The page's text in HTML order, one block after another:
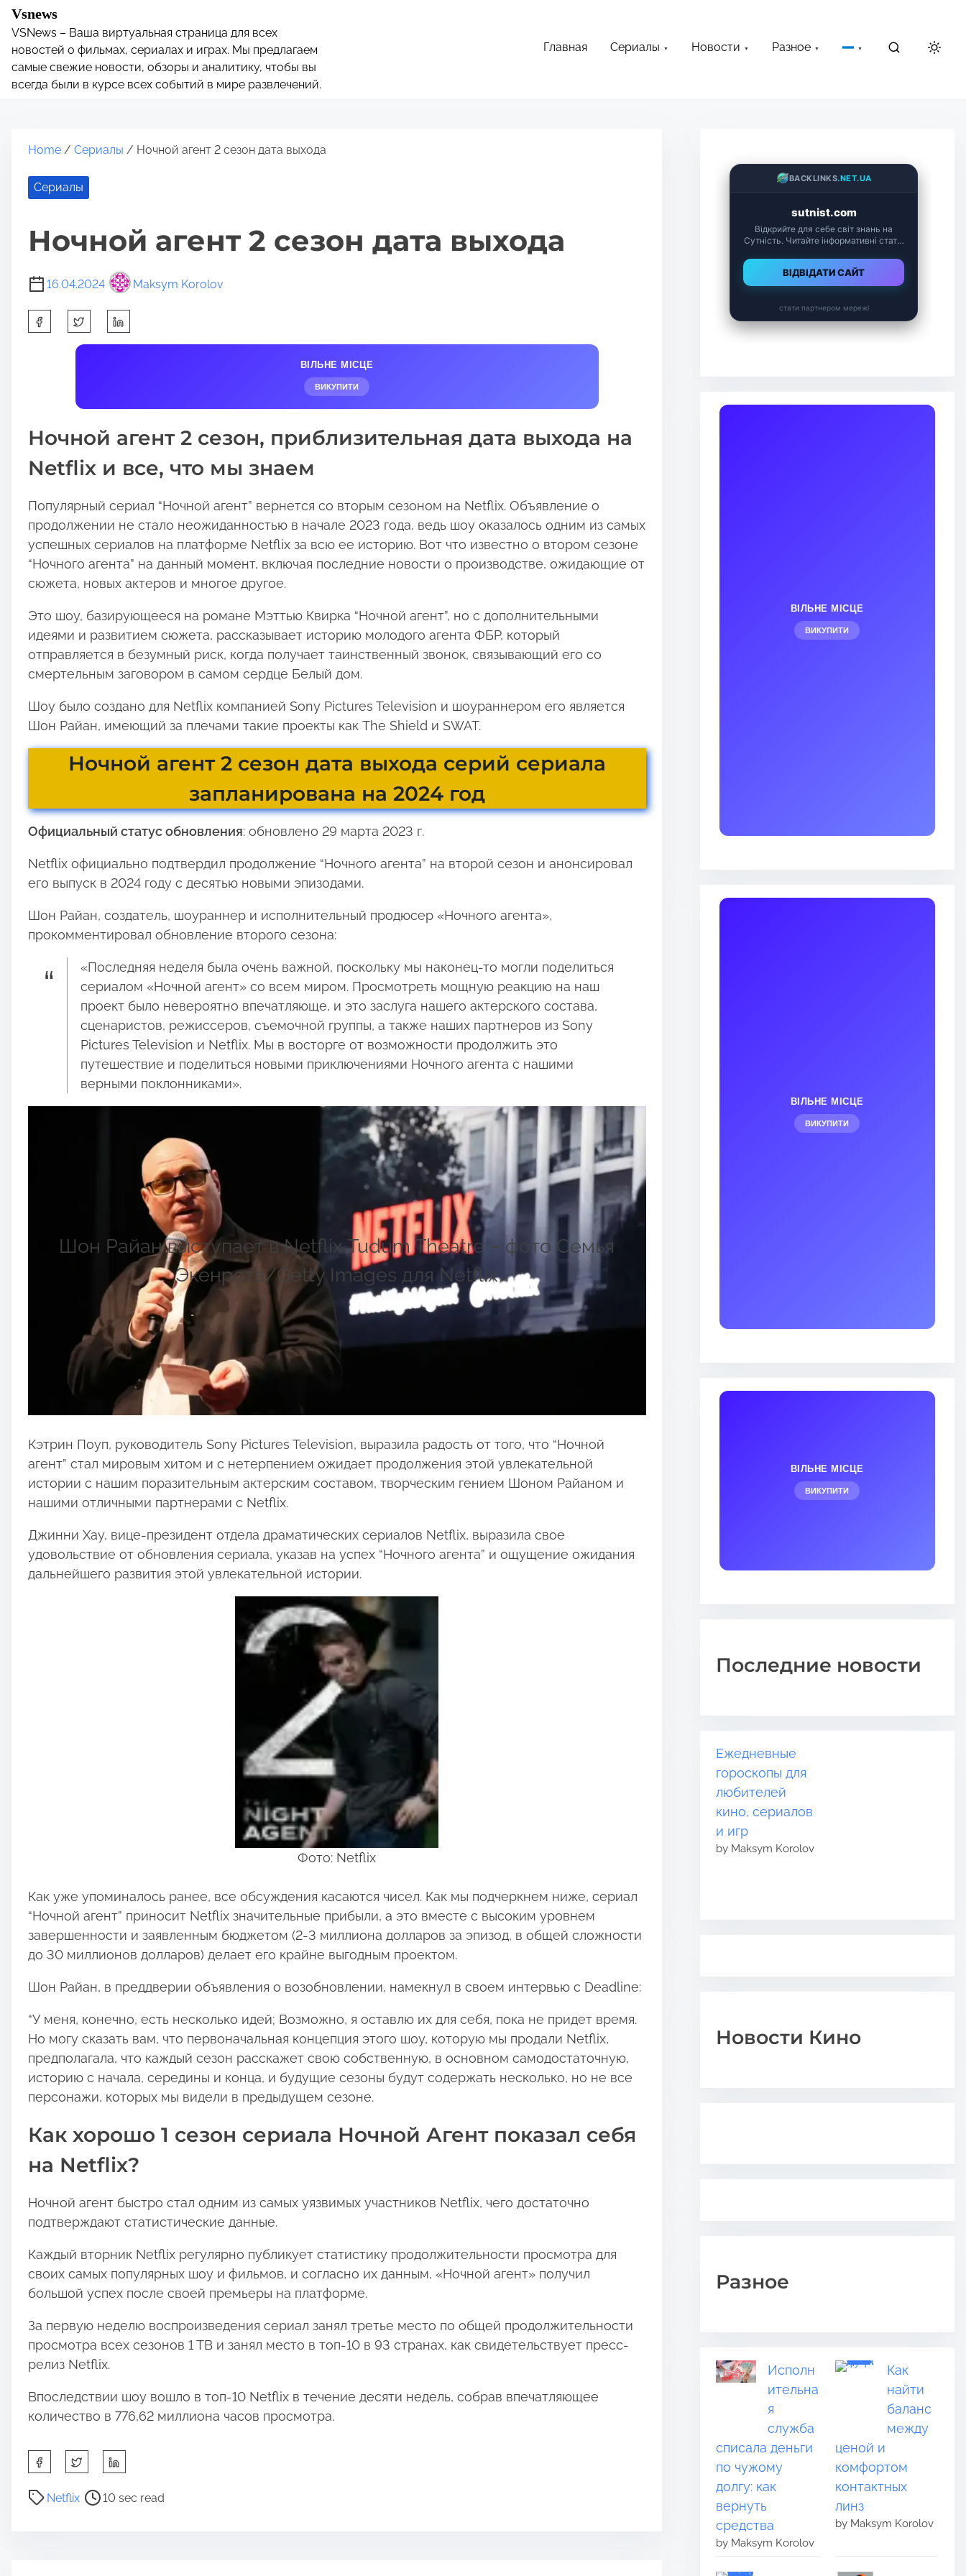
Vsnews
VSNews – Ваша виртуальная страница для всех
новостей о фильмах, сериалах и играх. Мы предлагаем
самые свежие новости, обзоры и аналитику, чтобы вы
всегда были в курсе всех событий в мире развлечений.
Главная Сериалы Новости Разное
Home/ Сериалы / Ночной агент 2 сезон дата выхода
Сериалы
Ночной агент 2 сезон дата выхода
16.04.2024 Maksym Korolov
h
s
o
s
t
o
n
:
ВІЛЬНЕ МІСЦЕ
ВИКУПИТИ
Ночной агент 2 сезон, приблизительная дата выхода на
Netflix и все, что мы знаем
Популярный сериал “Ночной агент” вернется со вторым сезоном на Netflix. Объявление о
продолжении не стало неожиданностью в начале 2023 года, ведь шоу оказалось одним из самых
успешных сериалов на платформе Netflix за всю ее историю. Вот что известно о втором сезоне
“Ночного агента” на данный момент, включая последние новости о производстве, ожидающие от
сюжета, новых актеров и многое другое.
Это шоу, базирующееся на романе Мэттью Квирка “Ночной агент”, но с дополнительными
идеями и развитием сюжета, рассказывает историю молодого агента ФБР, который
отправляется в безумный риск, когда получает таинственный звонок, связывающий его со
смертельным заговором в самом сердце Белый дом.
Шоу было создано для Netflix компанией Sony Pictures Television и шоураннером его является
Шон Райан, имеющий за плечами такие проекты как The Shield и SWAT.
Ночной агент 2 сезон дата выхода серий сериала
запланирована на 2024 год
Официальный статус обновления: обновлено 29 марта 2023 г.
Netflix официально подтвердил продолжение “Ночного агента” на второй сезон и анонсировал
его выпуск в 2024 году с десятью новыми эпизодами.
Шон Райан, создатель, шоураннер и исполнительный продюсер «Ночного агента»,
прокомментировал обновление второго сезона:
«Последняя неделя была очень важной, поскольку мы наконец-то могли поделиться
сериалом «Ночной агент» со всем миром. Просмотреть мощную реакцию на наш
проект было невероятно впечатляюще, и это заслуга нашего актерского состава,
сценаристов, режиссеров, съемочной группы, а также наших партнеров из Sony
Pictures Television и Netflix. Мы в восторге от возможности продолжить это
путешествие и поделиться новыми приключениями Ночного агента с нашими
верными поклонниками».
Шон Райан выступает в Netflix Tudum Theatre – фото Семья
Экенрота/Getty Images для Netflix
Кэтрин Поуп, руководитель Sony Pictures Television, выразила радость от того, что “Ночной
агент” стал мировым хитом и с нетерпением ожидает продолжения этой увлекательной
истории с нашим поразительным актерским составом, творческим гением Шоном Райаном и
нашими отличными партнерами с Netflix.
Джинни Хау, вице-президент отдела драматических сериалов Netflix, выразила свое
удовольствие от обновления сериала, указав на успех “Ночного агента” и ощущение ожидания
дальнейшего развития этой увлекательной истории.
Фото: Netflix
Как уже упоминалось ранее, все обсуждения касаются чисел. Как мы подчеркнем ниже, сериал
“Ночной агент” приносит Netflix значительные прибыли, а это вместе с высоким уровнем
завершенности и заявленным бюджетом (2-3 миллиона долларов за эпизод, в общей сложности
до 30 миллионов долларов) делает его крайне выгодным проектом.
Шон Райан, в преддверии объявления о возобновлении, намекнул в своем интервью с Deadline:
“У меня, конечно, есть несколько идей; Возможно, я оставлю их для себя, пока не придет время.
Но могу сказать вам, что первоначальная концепция этого шоу, которую мы продали Netflix,
предполагала, что каждый сезон расскажет свою собственную, в основном самодостаточную,
историю с начала, середины и конца, и будущие сезоны будут содержать несколько, но не все
персонажи, которых мы видели в предыдущем сезоне.
Как хорошо 1 сезон сериала Ночной Агент показал себя
на Netflix?
Ночной агент быстро стал одним из самых уязвимых участников Netflix, чего достаточно
подтверждают статистические данные.
Каждый вторник Netflix регулярно публикует статистику продолжительности просмотра для
своих самых популярных шоу и фильмов, и согласно их данным, «Ночной агент» получил
большой успех после своей премьеры на платформе.
За первую неделю воспроизведения сериал занял третье место по общей продолжительности
просмотра всех сезонов 1 ТВ и занял место в топ-10 в 93 странах, как свидетельствует пресс-
релиз Netflix.
Впоследствии шоу вошло в топ-10 Netflix в течение десяти недель, собрав впечатляющее
количество в 776,62 миллиона часов просмотра.
h
a
Netflix
P
10 sec read
ВІЛЬНЕ МІСЦЕ
ВИКУПИТИ
ВІЛЬНЕ МІСЦЕ
ВИКУПИТИ
ВІЛЬНЕ МІСЦЕ
ВИКУПИТИ
Последние новости
Ежедневные
гороскопы для
любителей
кино, сериалов
и игр
by Maksym Korolov
Новости Кино
Разное
Исполн
ительна
я
служба
списала деньги
по чужому
долгу: как
вернуть
средства
by Maksym Korolov
Как
найти
баланс
между
ценой и
комфортом
контактных
линз
by Maksym Korolov